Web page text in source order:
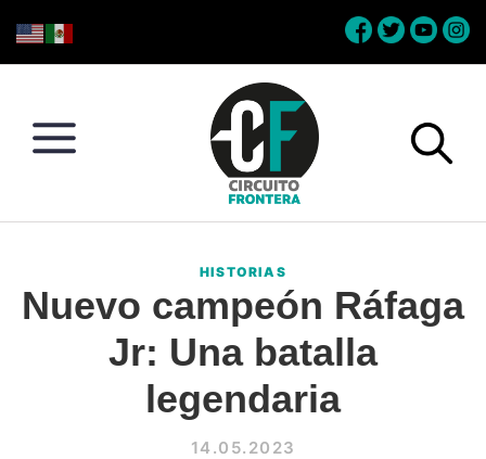
to
to
to
to
Conéctate
la
frontera
HISTORIAS
Nuevo campeón Ráfaga
Jr: Una batalla
legendaria
14.05.2023